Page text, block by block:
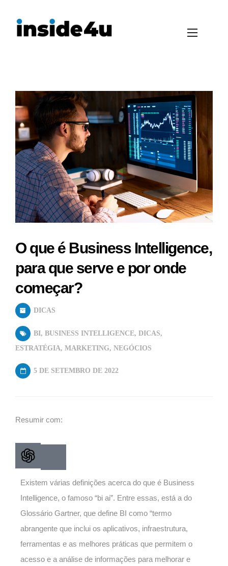
O que é Business Intelligence,
para que serve e por onde
começar?
DICAS
BI, BUSINESS INTELLIGENCE, DICAS,
ESTRATÉGIA, MARKETING, NEGÓCIOS
5 DE SETEMBRO DE 2022
Resumir com:
Existem várias definições acerca do que é Business
Intelligence, o famoso “bi ai”. Entre essas, está a do
Glossário Gartner, que define BI como “termo
abrangente que inclui os aplicativos, infraestrutura,
ferramentas e as melhores práticas que permitem o
acesso e a análise de informações para melhorar e